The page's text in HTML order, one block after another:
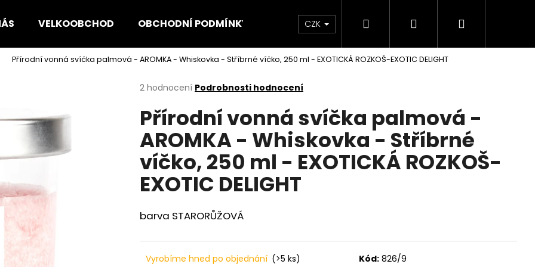
VELKOOBCHOD OBCHODNÍ PODMÍNKY KONTAKTY
CZK Hledat PřihlášeníNákupní
Přírodní vonná svíčka palmová - AROMKA - Whiskovka - Stříbrné víčko, 250 ml - EXOTICKÁ ROZKOŠ-EXOTIC DELIGHT
Průměrné
produktu
je
1,0
z
5
hvězdiček.
2 hodnocení Podrobnosti hodnocení
Přírodní vonná svíčka palmová -
AROMKA - Whiskovka - Stříbrné
víčko, 250 ml - EXOTICKÁ ROZKOŠ-
EXOTIC DELIGHT
barva STARORŮŽOVÁ
Vyrobíme hned po objednání (>5 ks) Kód: 826/9
Co potřebujete najít?
HLEDAT
Následující